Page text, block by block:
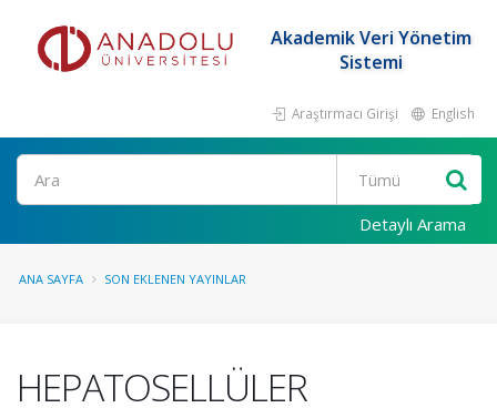
Akademik Veri Yönetim
Sistemi
Araştırmacı Girişi English
Ara
Detaylı Arama
ANA SAYFA SON EKLENEN YAYINLAR
HEPATOSELLÜLER